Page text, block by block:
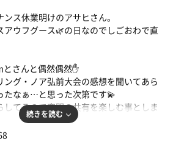
また汗だくになりながら食べたって
合いいただき感謝です🥹
を生んだ中西-ウルティモ組のような
謝✨
そうです🥹
唱和ください！
・2・1！
俺達と時間を共有してくれ。
ス休業明けのアサヒさん。
アウフグース🌿の日なのでしごおわで直
さんと偶然偶然✋
ング・ノア弘前大会の感想を聞いてあら
たなぁ…と思った次第です💫
してるので空間の共有を楽しむ事としま
続きを読む